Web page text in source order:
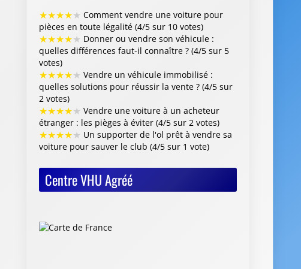
★★★★★ Comment vendre une voiture pour
pièces en toute légalité (4/5 sur 10 votes)
★★★★★ Donner ou vendre son véhicule :
quelles différences faut-il connaître ? (4/5 sur 5
votes)
★★★★★ Vendre un véhicule immobilisé :
quelles solutions pour réussir la vente ? (4/5 sur
2 votes)
★★★★★ Vendre une voiture à un acheteur
étranger : les pièges à éviter (4/5 sur 2 votes)
★★★★★ Un supporter de l'ol prêt à vendre sa
voiture pour sauver le club (4/5 sur 1 vote)
Centre VHU Agréé